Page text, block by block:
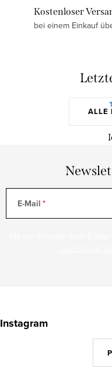
Kostenloser
bei einem Einkauf
ALLE
E-Mail
uInstagram